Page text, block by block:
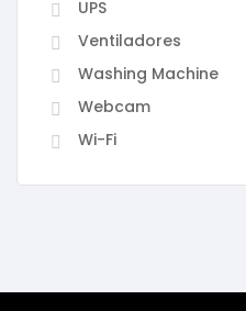
UPS
Ventiladores
Washing Machine
Webcam
Wi-Fi